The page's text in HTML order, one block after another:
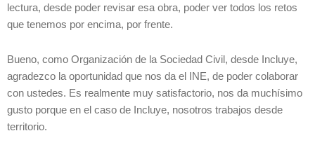
lectura, desde poder revisar esa obra, poder ver todos los retos
que tenemos por encima, por frente.
Bueno, como Organización de la Sociedad Civil, desde Incluye,
agradezco la oportunidad que nos da el INE, de poder colaborar
con ustedes. Es realmente muy satisfactorio, nos da muchísimo
gusto porque en el caso de Incluye, nosotros trabajos desde
territorio.